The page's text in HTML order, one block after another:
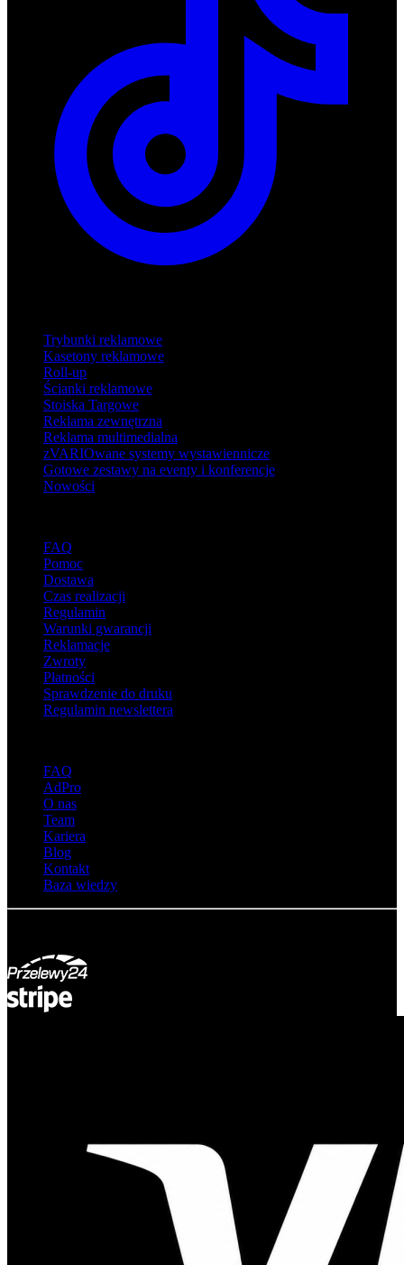
Trybunki reklamowe
Kasetony reklamowe
Roll-up
Ścianki reklamowe
Stoiska Targowe
Reklama zewnętrzna
Reklama multimedialna
zVARIOwane systemy wystawiennicze
Gotowe zestawy na eventy i konferencje
Nowości
FAQ
Pomoc
Dostawa
Czas realizacji
Regulamin
Warunki gwarancji
Reklamacje
Zwroty
Płatności
Sprawdzenie do druku
Regulamin newslettera
FAQ
AdPro
O nas
Team
Kariera
Blog
Kontakt
Baza wiedzy